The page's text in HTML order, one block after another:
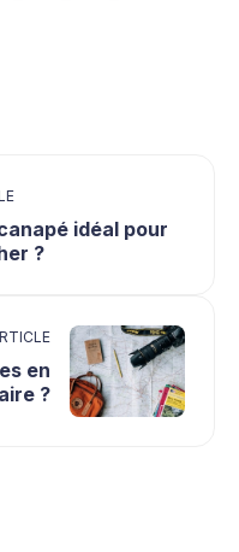
idéal pour
?
en
?